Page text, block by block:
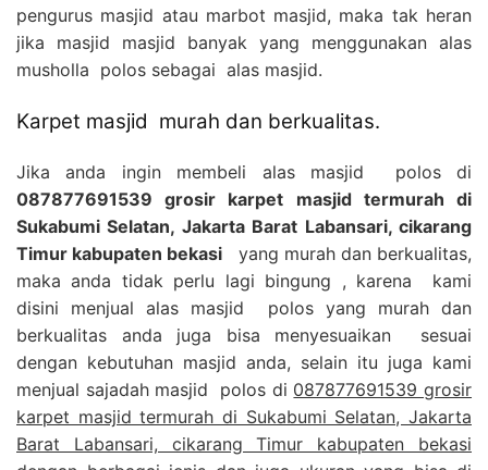
pengurus masjid atau marbot masjid, maka tak heran
jika masjid masjid banyak yang menggunakan alas
musholla polos sebagai alas masjid.
Karpet masjid murah dan berkualitas.
Jika anda ingin membeli alas masjid polos di
087877691539 grosir karpet masjid termurah di
Sukabumi Selatan, Jakarta Barat Labansari, cikarang
Timur kabupaten bekasi yang murah dan berkualitas,
maka anda tidak perlu lagi bingung , karena kami
disini menjual alas masjid polos yang murah dan
berkualitas anda juga bisa menyesuaikan sesuai
dengan kebutuhan masjid anda, selain itu juga kami
menjual sajadah masjid polos di 087877691539 grosir
karpet masjid termurah di Sukabumi Selatan, Jakarta
Barat Labansari, cikarang Timur kabupaten bekasi